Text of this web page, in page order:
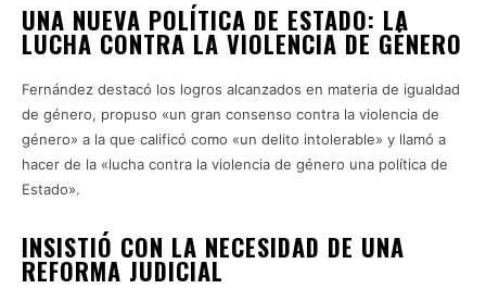
UNA NUEVA POLÍTICA DE ESTADO: LA
LUCHA CONTRA LA VIOLENCIA DE GÉNERO
Fernández destacó los logros alcanzados en materia de igualdad
de género, propuso «un gran consenso contra la violencia de
género» a la que calificó como «un delito intolerable» y llamó a
hacer de la «lucha contra la violencia de género una política de
Estado».
INSISTIÓ CON LA NECESIDAD DE UNA
REFORMA JUDICIAL